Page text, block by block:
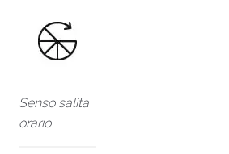
Senso salita
orario